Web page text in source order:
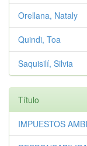
Orellana, Nataly
Quindi, Toa
Saquisilí, Silvia
Título
IMPUESTOS